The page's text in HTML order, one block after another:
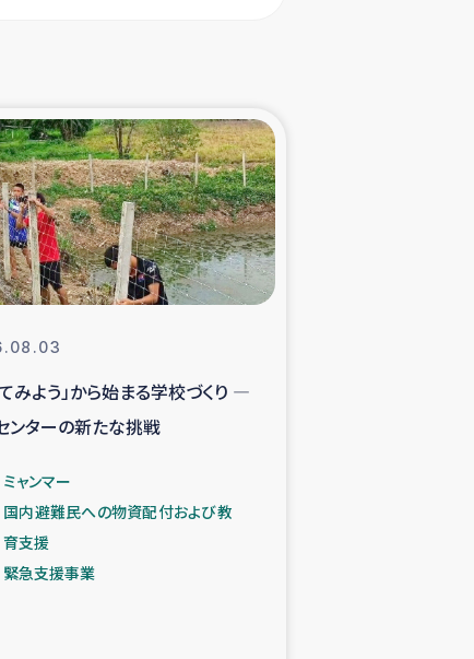
水被災者支援
事業
震 緊急支援
ーブ植林活動
る緊急支援
てみよう」から始まる学校づくり ―
ンターの新たな挑戦
ミャンマー
国内避難民への物資配付および教
育支援
緊急支援事業